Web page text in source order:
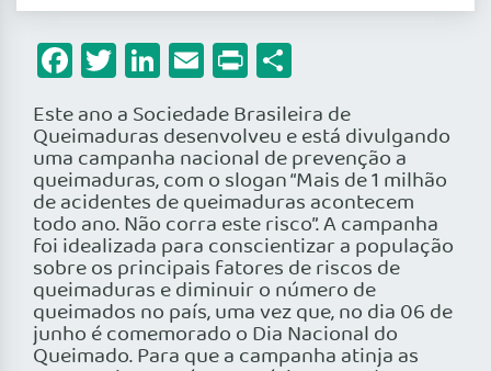
Facebook
Twitter
LinkedIn
Email
Print
Este ano a Sociedade Brasileira de
Queimaduras desenvolveu e está divulgando
uma campanha nacional de prevenção a
queimaduras, com o slogan “Mais de 1 milhão
de acidentes de queimaduras acontecem
todo ano. Não corra este risco”. A campanha
foi idealizada para conscientizar a população
sobre os principais fatores de riscos de
queimaduras e diminuir o número de
queimados no país, uma vez que, no dia 06 de
junho é comemorado o Dia Nacional do
Queimado. Para que a campanha atinja as